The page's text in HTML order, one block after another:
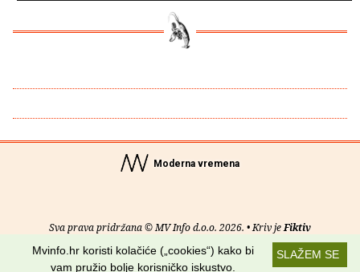
Moderna vremena
Sva prava pridržana © MV Info d.o.o. 2026. • Kriv jeFiktiv
Uvjeti korištenja RSS kanaliSLAŽEM SE
Mvinfo.hr koristi kolačiće („cookies“) kako bi
vam pružio bolje korisničko iskustvo.